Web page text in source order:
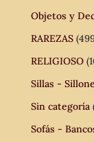
Objetos y
RAREZAS
RELIGIOSO
Sillas -
Sin categoría
Sofás -